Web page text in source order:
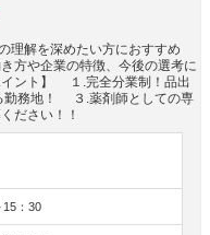
解を深めたい方におすすめ
方や企業の特徴、今後の選考に
イント】 １.完全分業制！品出
勤務地！ ３.薬剤師としての専
ださい！！
15：30